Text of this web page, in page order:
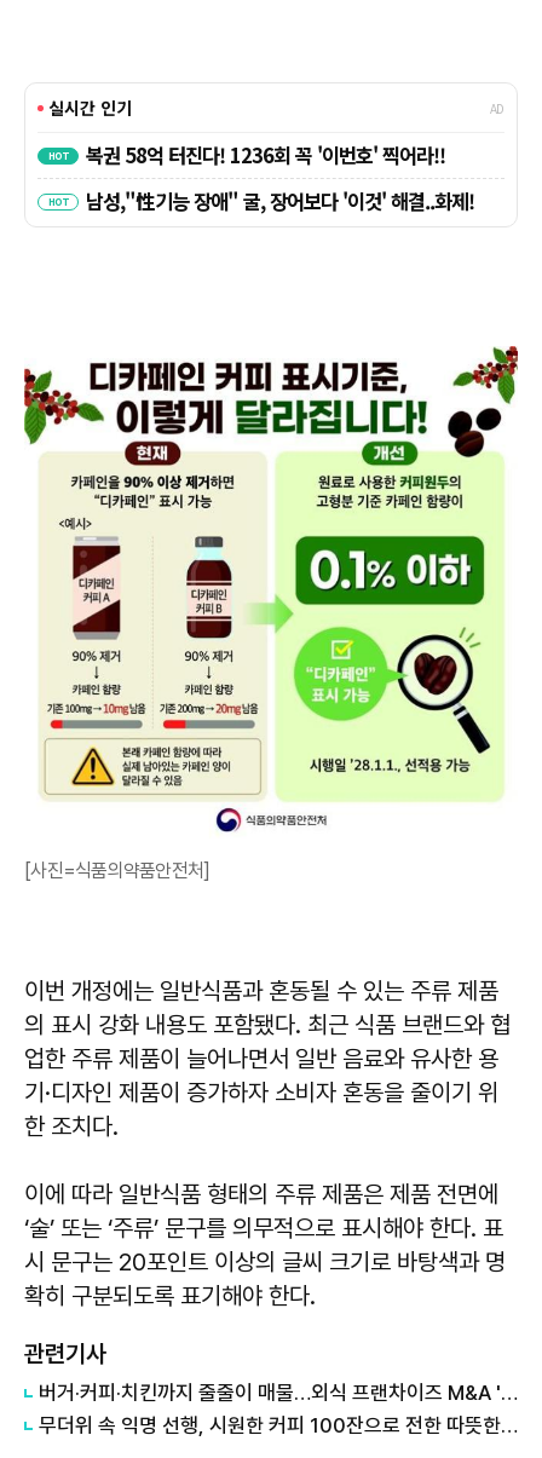
[사진=식품의약품안전처]
이번 개정에는 일반식품과 혼동될 수 있는 주류 제품
의 표시 강화 내용도 포함됐다. 최근 식품 브랜드와 협
업한 주류 제품이 늘어나면서 일반 음료와 유사한 용
기·디자인 제품이 증가하자 소비자 혼동을 줄이기 위
한 조치다.
이에 따라 일반식품 형태의 주류 제품은 제품 전면에
‘술’ 또는 ‘주류’ 문구를 의무적으로 표시해야 한다. 표
시 문구는 20포인트 이상의 글씨 크기로 바탕색과 명
확히 구분되도록 표기해야 한다.
관련기사
버거·커피·치킨까지 줄줄이 매물…외식 프랜차이즈 M&A '활기'
무더위 속 익명 선행, 시원한 커피 100잔으로 전한 따뜻한 마음